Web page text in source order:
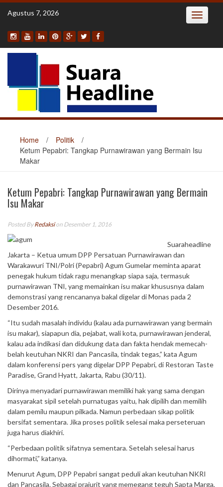
Skip
Agustus 7, 2026 Toggle
Home / Politik
/
Ketum Pepabri: Tangkap Purnawirawan yang Bermain Isu
Makar
Ketum Pepabri: Tangkap Purnawirawan yang Bermain
Isu Makar
Posted ByRedaksion Desember 1, 2016
Suaraheadline
Jakarta – Ketua umum DPP Persatuan Purnawirawan dan
Warakawuri TNI/Polri (Pepabri) Agum Gumelar meminta aparat
penegak hukum tidak ragu menangkap siapa saja, termasuk
purnawirawan TNI, yang memainkan isu makar khususnya dalam
demonstrasi yang rencananya bakal digelar di Monas pada 2
Desember 2016.
“Itu sudah masalah individu (kalau ada purnawirawan yang bermain
isu makar), siapapun dia, pejabat, wali kota, purnawirawan jenderal,
kalau ada indikasi dan didukung data dan fakta hendak memecah-
belah keutuhan NKRI dan Pancasila, tindak tegas,” kata Agum
dalam konferensi pers yang digelar DPP Pepabri, di Restoran Taste
Paradise, Grand Hyatt, Jakarta, Rabu (30/11).
Dirinya menyadari purnawirawan memiliki hak yang sama dengan
masyarakat sipil setelah purnatugas yaitu, hak dipilih dan memilih
dalam pemilu maupun pilkada. Namun perbedaan sikap politik
bersifat sementara. Jika proses politik selesai maka perseteruan
juga harus diakhiri.
“Perbedaan politik sifatnya sementara. Setelah selesai harus
dihormati,” katanya.
Menurut Agum, DPP Pepabri sangat peduli akan keutuhan NKRI
dan Pancasila. Sebagai prajurit yang memegang teguh Sapta Marga,